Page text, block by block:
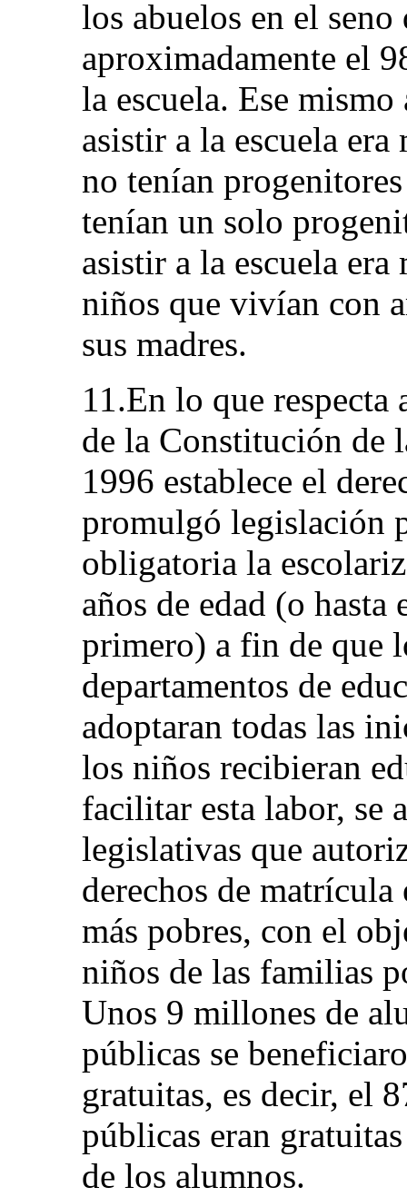
los abuelos en el
aproximadamente el
la escuela. Ese
asistir a la escuela
no tenían
tenían un solo
asistir a la escuela
niños que vivían con
sus madres.
11.En lo que
de la Constitución de
1996 establece el
promulgó legislación
obligatoria la
años de edad (o
primero) a fin de que
departamentos de
adoptaran todas las
los niños recibieran
facilitar esta labor, se
legislativas que
derechos de matrícula
más pobres, con el
niños de las familias
Unos 9 millones de
públicas se
gratuitas, es decir, el
públicas eran
de los alumnos.